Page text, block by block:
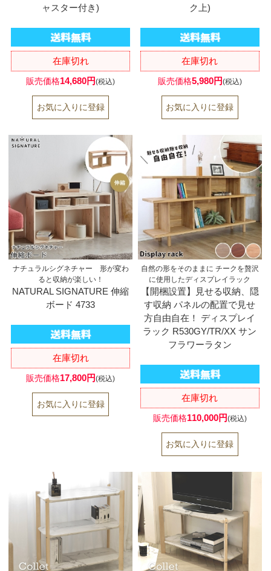
ャスター付き)
在庫切れ
販売価格14,680円(税込)
ク上)
在庫切れ
販売価格5,980円(税込)
ナチュラルシグネチャー 形が変わ
ると収納が楽しい！
NATURAL SIGNATURE 伸縮
ボード 4733
在庫切れ
販売価格17,800円(税込)
自然の形をそのままに チークを贅沢
に使用したディスプレイラック
【開梱設置】見せる収納、隠
す収納 パネルの配置で見せ
方自由自在！ ディスプレイ
ラック R530GY/TR/XX サン
フラワーラタン
在庫切れ
販売価格110,000円(税込)